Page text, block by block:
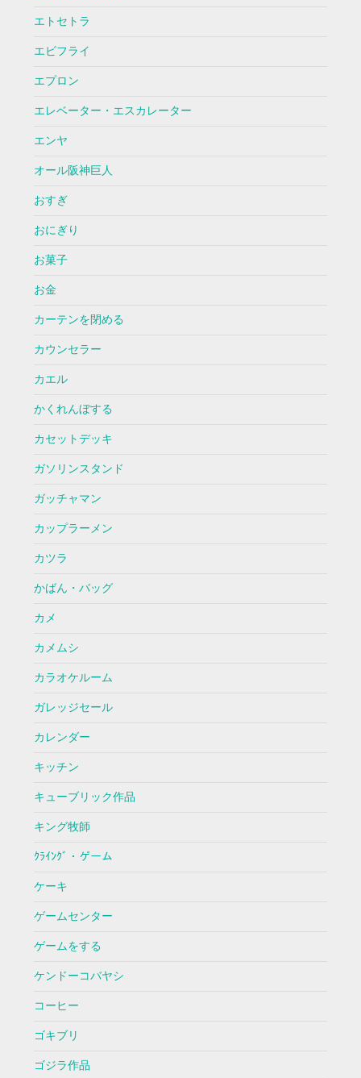
エトセトラ
エビフライ
エプロン
エレベーター・エスカレーター
エンヤ
オール阪神巨人
おすぎ
おにぎり
お菓子
お金
カーテンを閉める
カウンセラー
カエル
かくれんぼする
カセットデッキ
ガソリンスタンド
ガッチャマン
カップラーメン
カツラ
かばん・バッグ
カメ
カメムシ
カラオケルーム
ガレッジセール
カレンダー
キッチン
キューブリック作品
キング牧師
ｸﾗｲﾝｸﾞ・ゲーム
ケーキ
ゲームセンター
ゲームをする
ケンドーコバヤシ
コーヒー
ゴキブリ
ゴジラ作品